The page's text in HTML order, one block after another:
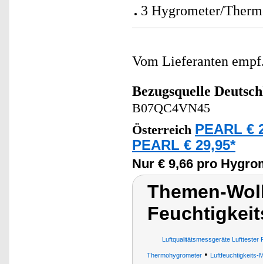
3 Hygrometer/
Vom Lieferanten
Bezugsquelle
B07QC4VN45
Österreich PEARL €
PEARL € 29,95*
Nur € 9,66 pro
Themen-
Luftqualitätsmessgeräte Lufttester
Thermohygrometer• Luftfeuchtigkeits-